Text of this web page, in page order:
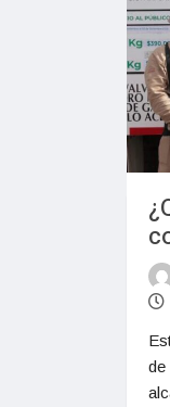
de